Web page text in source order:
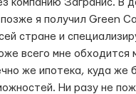
компанию Загранис. В
я получил Green
стране и
всего мне обходится
же ипотека, куда же
Ни разу не